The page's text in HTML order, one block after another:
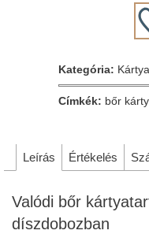
Kategória:
Címkék: bőr
Leírás Értékelés
Valódi bőr
díszdobozban